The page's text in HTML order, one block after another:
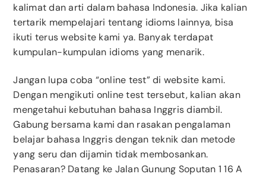
kalimat dan arti dalam bahasa Indonesia. Jika kalian
tertarik mempelajari tentang idioms lainnya, bisa
ikuti terus website kami ya. Banyak terdapat
kumpulan-kumpulan idioms yang menarik.
Jangan lupa coba “online test” di website kami.
Dengan mengikuti online test tersebut, kalian akan
mengetahui kebutuhan bahasa Inggris diambil.
Gabung bersama kami dan rasakan pengalaman
belajar bahasa Inggris dengan teknik dan metode
yang seru dan dijamin tidak membosankan.
Penasaran? Datang ke Jalan Gunung Soputan 1 16 A